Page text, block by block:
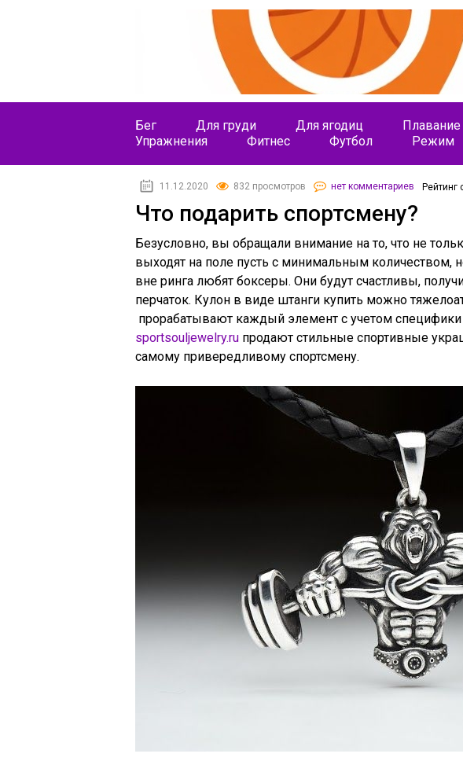
Бег Для груди Для ягодиц Плавание
Упражнения
Фитнес Футбол Режим
11.12.2020 832 просмотров нет комментариев Рейтинг
Что подарить спортсмену?
Безусловно, вы обращали внимание на то, что не
выходят на поле пусть с минимальным количеством,
вне ринга любят боксеры. Они будут счастливы,
перчаток. Кулон в виде штанги купить можно
прорабатывают каждый элемент с учетом специфики
sportsouljewelry.ru продают стильные спортивные
самому привередливому спортсмену.